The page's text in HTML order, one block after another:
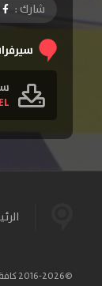
شارك :
©2016-2026 كافة الحقوق محفوظة. فاصل إعلاني.